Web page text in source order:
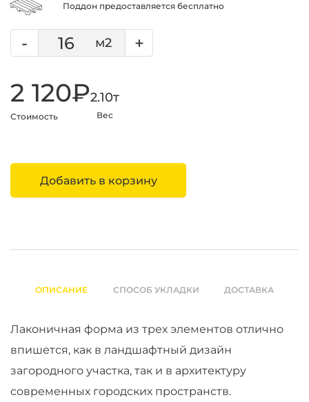
Поддон предоставляется бесплатно
- +
2 120₽
Стоимость
2.10т
Вес
Добавить в корзину
ОПИСАНИЕ СПОСОБ УКЛАДКИ ДОСТАВКА
Лаконичная форма из трех элементов отлично
впишется, как в ландшафтный дизайн
загородного участка, так и в архитектуру
современных городских пространств.